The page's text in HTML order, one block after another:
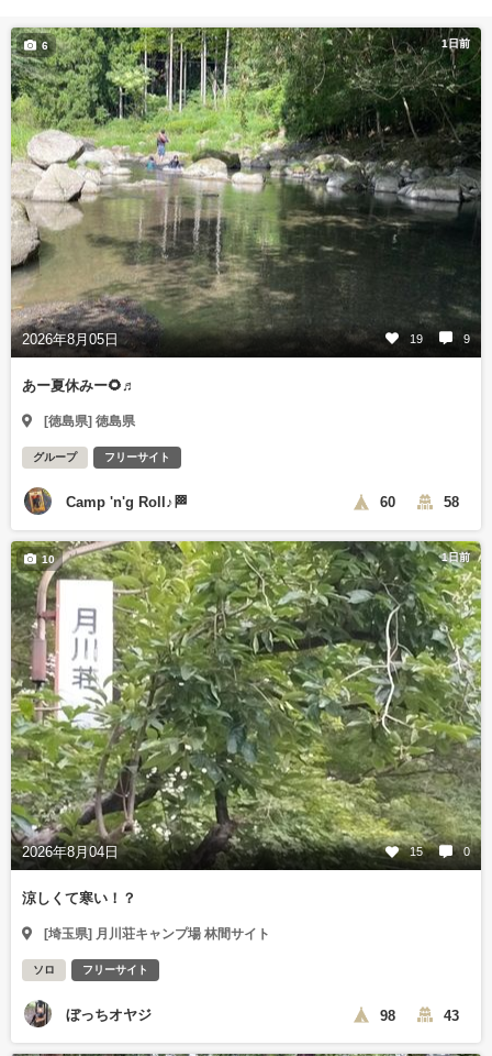
1日前
2026年8月05日 19 9
6
あー夏休みー🌻♬
[徳島県] 徳島県
グループ フリーサイト
Camp 'n'g Roll♪🏁 60 58
1日前
2026年8月04日 15 0
10
涼しくて寒い！？
[埼玉県] 月川荘キャンプ場 林間サイト
ソロ フリーサイト
ぼっちオヤジ 98 43